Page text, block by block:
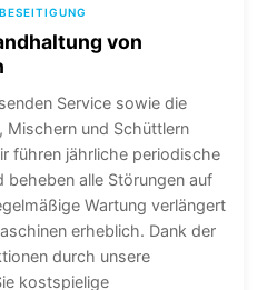
von
Service sowie die
Mischern und Schüttlern
führen jährliche periodische
beheben alle Störungen auf
Wartung verlängert
erheblich. Dank der
durch unsere
kostspielige